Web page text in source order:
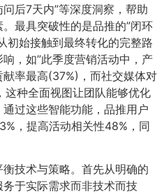
后7天内”等深度洞察，帮助
最具突破性的是品推的”闭环
始接触到最终转化的完整路
，如”此季度营销活动中，产
率最高(37%)，而社交媒体对
这种全面视图让团队能够优化
过这些智能功能，品推用户
，提高活动相关性48%，同
技术与策略。首先从明确的
于实际需求而非技术而技